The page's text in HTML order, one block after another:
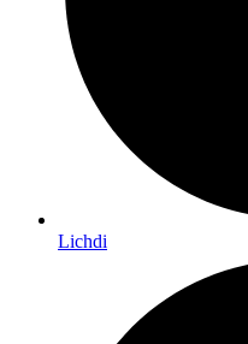
Lichdi